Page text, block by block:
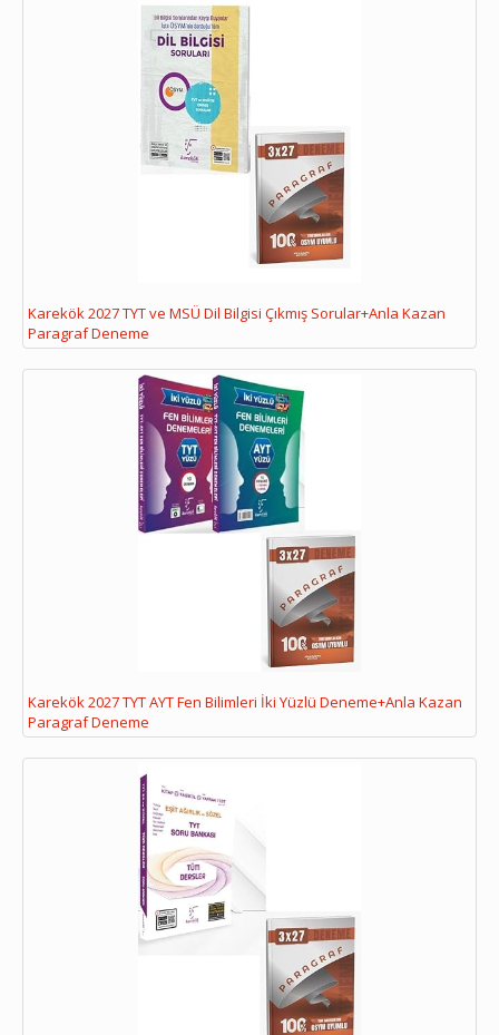
Karekök 2027 TYT ve MSÜ Dil Bilgisi Çıkmış Sorular+Anla Kazan
Paragraf Deneme
Karekök 2027 TYT AYT Fen Bilimleri İki Yüzlü Deneme+Anla Kazan
Paragraf Deneme